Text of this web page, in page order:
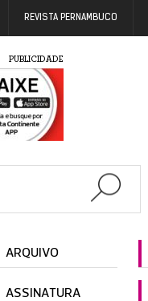
REVISTA PERNAMBUCO
PUBLICIDADE
ARQUIVO
ASSINATURA